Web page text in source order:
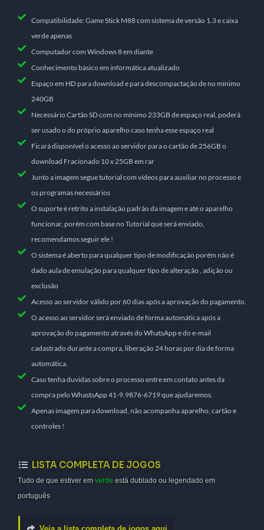
Compatibilidade: Game Stick M88 com sistema de versão 1.3 e caixa
verde apenas​
Computador com Windows 8 em diante
Conhecimento básico em informática atualizado
Espaço em HD para download e para descompactação de no mínimo
240GB
Necessário Cartão SD com no mínimo 233GB de espaço real, poderá
ser usado o do próprio aparelho caso tenha esse espaço real
Ficará disponível o acesso ao servidor para o cartão de 256GB o
download Fracionado 10 x 25GB em rar
Junto a imagem segue tutorial com vídeos para auxiliar no processo e
os programas necessários
O suporte é retrito a instalação padrão da imagem e até o aparelho
funcionar, porém com base no Tutorial que será enviado,
recomendamos seguir ele !
O sistema é aberto para qualquer tipo de modificação porém não é
dado aula de emulação para qualquer tipo de alteração , adição ou
exclusão
Acesso ao servidor válido por 60 dias após a aprovação do pagamento.
O acesso ao servidor será enviado de forma automática após a
aprovação do pagamento através do WhatsApp e do e-mail
cadastrado durante a compra, liberação 24 horas por dia de forma
automática.
Caso tenha duvidas sobre o processo entre em contato antes da
compra pelo WhastsApp 41-9.9876-6719 que ajudaremos.
Apenas imagem para download, não acompanha aparelho, cartão e
controles !
LISTA COMPLETA DE JOGOS
Tudo de que estiver em verde está dublado ou legendado em
português